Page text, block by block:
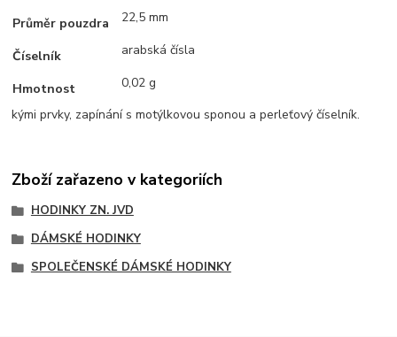
Průměr pouzdra 22,5 mm
Číselník arabská čísla
Hmotnost
0,02 g
kými prvky, zapínání s motýlkovou sponou a perleťový číselník.
Zboží zařazeno v kategoriích
HODINKY ZN. JVD
DÁMSKÉ HODINKY
SPOLEČENSKÉ DÁMSKÉ HODINKY